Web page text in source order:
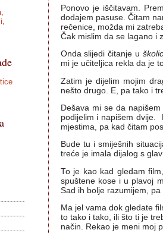
Ponovo je iščitavam.
dodajem pasuse. Čitam
rečenice, možda mi
Čak mislim da se lagano i
Onda slijedi čitanje u
mi je učiteljica rekla da je
Zatim je dijelim mojim
nešto drugo. E, pa tako i
Dešava mi se da
podijelim i napišem dvije.
mjestima, pa kad čitam
Bude tu i smiješnih
treće je imala dijalog s
To je kao kad gledam
spuštene kose i u plavoj
Sad ih bolje razumijem,
Ma jel vama dok gledate
to tako i tako, ili što ti je
način. Rekao je meni moj